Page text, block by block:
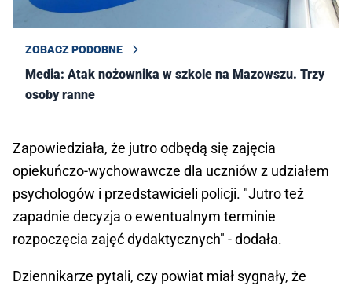
ZOBACZ PODOBNE
Media: Atak nożownika w szkole na Mazowszu. Trzy
osoby ranne
Zapowiedziała, że jutro odbędą się zajęcia
opiekuńczo-wychowawcze dla uczniów z udziałem
psychologów i przedstawicieli policji. "Jutro też
zapadnie decyzja o ewentualnym terminie
rozpoczęcia zajęć dydaktycznych" - dodała.
Dziennikarze pytali, czy powiat miał sygnały, że